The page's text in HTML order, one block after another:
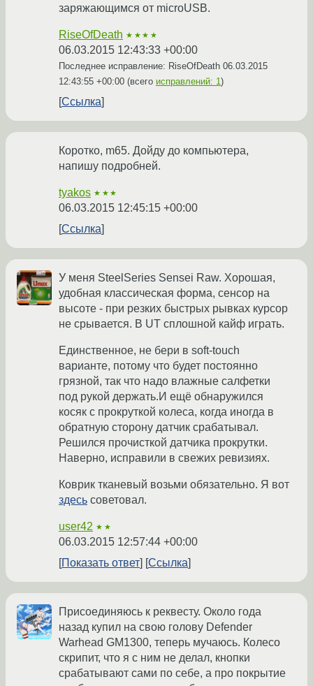
заряжающимся от microUSB.
RiseOfDeath ★★★★
06.03.2015 12:43:33 +00:00
Последнее исправление: RiseOfDeath 06.03.2015
12:43:55 +00:00 (всего исправлений: 1)
Ссылка
Коротко, m65. Дойду до компьютера,
напишу подробней.
tyakos ★★★
06.03.2015 12:45:15 +00:00
Ссылка
У меня SteelSeries Sensei Raw. Хорошая,
удобная классическая форма, сенсор на
высоте - при резких быстрых рывках курсор
не срывается. В UT сплошной кайф играть.
Единственное, не бери в soft-touch
варианте, потому что будет постоянно
грязной, так что надо влажные салфетки
под рукой держать.И ещё обнаружился
косяк с прокруткой колеса, когда иногда в
обратную сторону датчик срабатывал.
Решился прочисткой датчика прокрутки.
Наверно, исправили в свежих ревизиях.
Коврик тканевый возьми обязательно. Я вот
здесь советовал.
user42 ★★
06.03.2015 12:57:44 +00:00
Показать ответ
Ссылка
Присоединяюсь к реквесту. Около года
назад купил на свою голову Defender
Warhead GM1300, теперь мучаюсь. Колесо
скрипит, что я с ним не делал, кнопки
срабатывают сами по себе, а про покрытие